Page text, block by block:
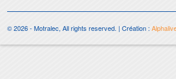
© 2026 - Motralec, All rights reserved. | Création :